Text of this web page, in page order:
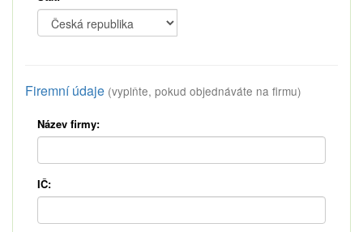
Firemní údaje (vyplňte, pokud objednáváte na firmu)
Název firmy:
IČ: